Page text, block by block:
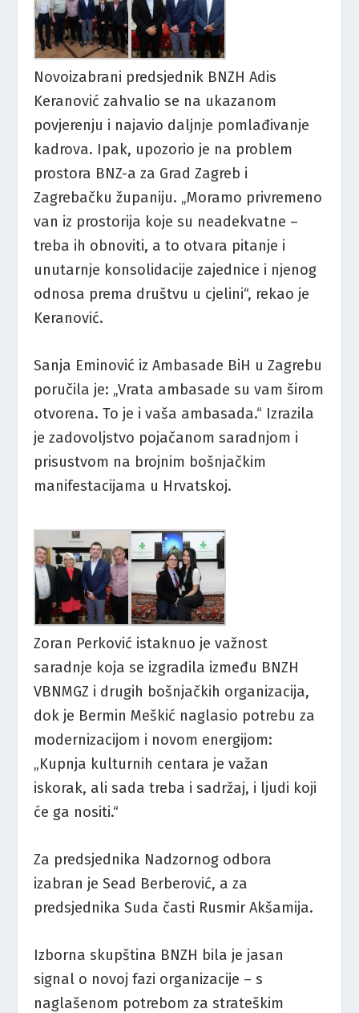
Novoizabrani predsjednik BNZH Adis
Keranović zahvalio se na ukazanom
povjerenju i najavio daljnje pomlađivanje
kadrova. Ipak, upozorio je na problem
prostora BNZ-a za Grad Zagreb i
Zagrebačku županiju. „Moramo privremeno
van iz prostorija koje su neadekvatne –
treba ih obnoviti, a to otvara pitanje i
unutarnje konsolidacije zajednice i njenog
odnosa prema društvu u cjelini“, rekao je
Keranović.
Sanja Eminović iz Ambasade BiH u Zagrebu
poručila je: „Vrata ambasade su vam širom
otvorena. To je i vaša ambasada.“ Izrazila
je zadovoljstvo pojačanom saradnjom i
prisustvom na brojnim bošnjačkim
manifestacijama u Hrvatskoj.
Zoran Perković istaknuo je važnost
saradnje koja se izgradila između BNZH
VBNMGZ i drugih bošnjačkih organizacija,
dok je Bermin Meškić naglasio potrebu za
modernizacijom i novom energijom:
„Kupnja kulturnih centara je važan
iskorak, ali sada treba i sadržaj, i ljudi koji
će ga nositi.“
Za predsjednika Nadzornog odbora
izabran je Sead Berberović, a za
predsjednika Suda časti Rusmir Akšamija.
Izborna skupština BNZH bila je jasan
signal o novoj fazi organizacije – s
naglašenom potrebom za strateškim